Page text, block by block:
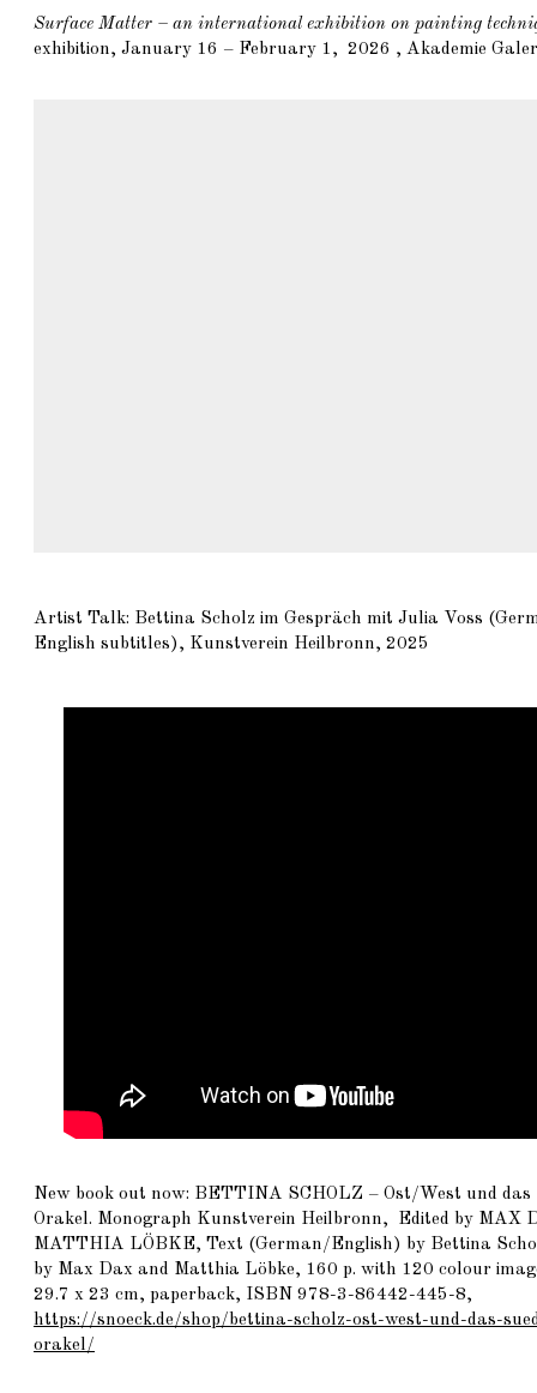
Surface Matter – an international exhibition on painting
exhibition, January 16 – February 1, 2026 , Akademie
Artist Talk: Bettina Scholz im Gespräch mit Julia Voss
English subtitles), Kunstverein Heilbronn, 2025
New book out now: BETTINA SCHOLZ – Ost/West und das
Orakel. Monograph Kunstverein Heilbronn, Edited by MAX
MATTHIA LÖBKE, Text (German/English) by Bettina
by Max Dax and Matthia Löbke, 160 p. with 120 colour
29.7 x 23 cm, paperback, ISBN 978-3-86442-445-8,
https://snoeck.de/shop/bettina-scholz-ost-west-und-das-
orakel/